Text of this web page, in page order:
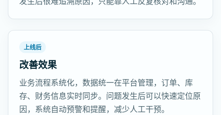
上线后
改善效果
业务流程系统化，数据统一在平台管理，订单、库
存、财务信息实时同步。问题发生后可以快速定位原
因，系统自动预警和提醒，减少人工干预。